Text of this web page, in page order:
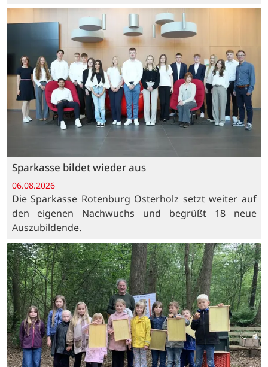
Sparkasse bildet wieder aus
06.08.2026
Die Sparkasse Rotenburg Osterholz setzt weiter auf
den eigenen Nachwuchs und begrüßt 18 neue
Auszubildende.